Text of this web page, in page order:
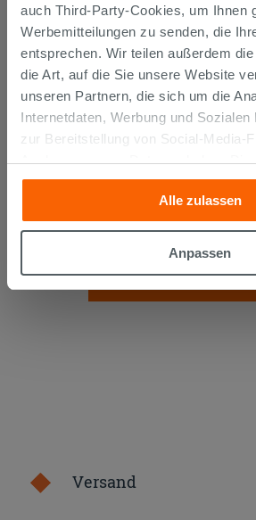
auch Third-Party-Cookies, um Ihnen
Werbemitteilungen zu senden, die
entsprechen. Wir teilen außerdem
die Art, auf die Sie unsere Website
unseren Partnern, die sich um die
Internetdaten, Werbung und Sozialen
zur Bereitstellung von Social-Media-
Analyse unseres Datenverkehrs.
anderen Informationen, die Sie ihnen
die sie aufgrund Ihrer Verwendung
gesammelt haben, kombinieren.
möchten oder Ihre Zustimmung zu
Zustimmung kann durch Klicken auf
Alle zulassen
Anpassen
WASSERHAHN ZUR
UNTER DEM
/STK.
Versand